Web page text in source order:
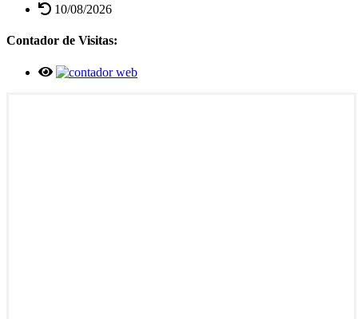
10/08/2026
Contador de Visitas: